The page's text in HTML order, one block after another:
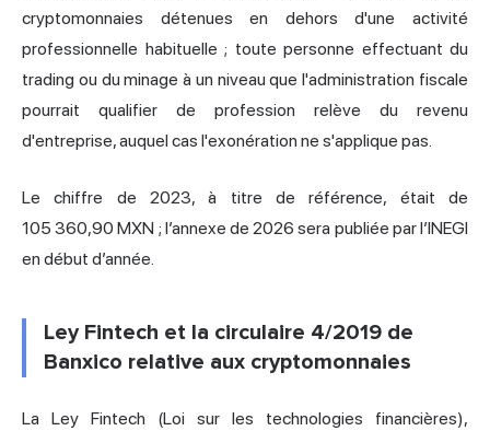
cryptomonnaies détenues en dehors d'une activité
professionnelle habituelle ; toute personne effectuant du
trading ou du minage à un niveau que l'administration fiscale
pourrait qualifier de profession relève du revenu
d'entreprise, auquel cas l'exonération ne s'applique pas.
Le chiffre de 2023, à titre de référence, était de
105 360,90 MXN ; l’annexe de 2026 sera publiée par l’INEGI
en début d’année.
Ley Fintech et la circulaire 4/2019 de
Banxico relative aux cryptomonnaies
La Ley Fintech (Loi sur les technologies financières),